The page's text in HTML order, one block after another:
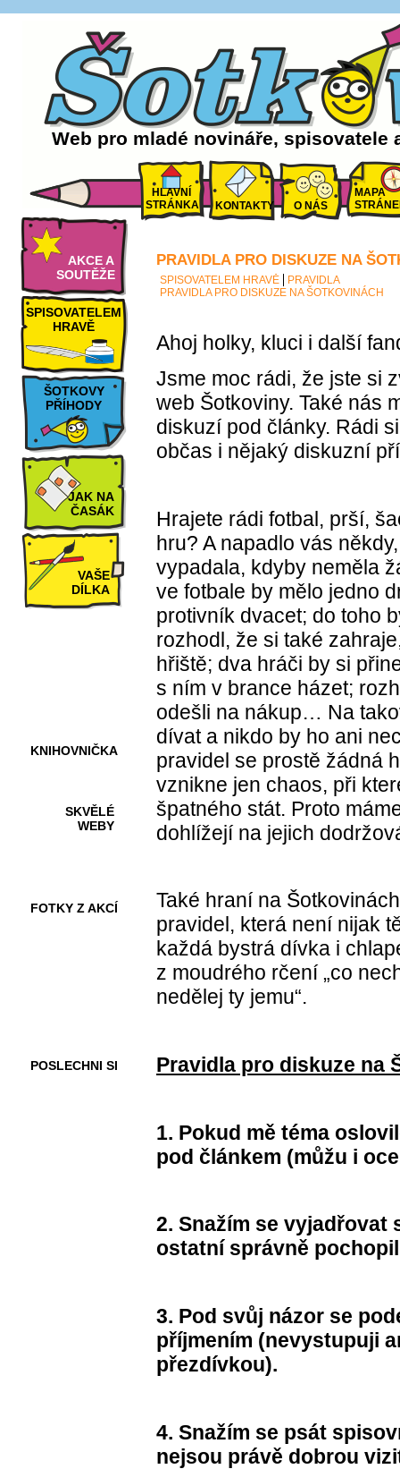
Web pro mladé novináře, spisovatele
HLAVNÍ
STRÁNKA
KONTAKTY O NÁS
MAPA
AKCE A
SOUTĚŽE
SPISOVATELEM
HRAVĚ
ŠOTKOVY
PŘÍHODY
JAK NA
ČASÁK
VAŠE
DÍLKA
KNIHOVNIČKA
SKVĚLÉ
WEBY
FOTKY Z AKCÍ
POSLECHNI SI
PRAVIDLA PRO DISKUZE NA
SPISOVATELEM HRAVĚ
PRAVIDLA
PRAVIDLA PRO DISKUZE NA ŠOTKOVINÁCH
Ahoj holky, kluci i další
Jsme moc rádi, že jste si
web Šotkoviny. Také nás
diskuzí pod články. Rádi
občas i nějaký diskuzní
Hrajete rádi fotbal, prší,
hru? A napadlo vás
vypadala, kdyby neměla
ve fotbale by mělo jedno
protivník dvacet; do toho
rozhodl, že si také
hřiště; dva hráči by si
s ním v brance házet;
odešli na nákup… Na
dívat a nikdo by ho ani
pravidel se prostě žádná
vznikne jen chaos, při
špatného stát. Proto
dohlížejí na jejich
Také hraní na
pravidel, která není nijak
každá bystrá dívka i
z moudrého rčení „co
nedělej ty jemu“.
Pravidla pro diskuze na
1. Pokud mě téma
pod článkem (můžu i
2. Snažím se vyjadřovat
ostatní správně
3. Pod svůj názor se
příjmením (nevystupuji
přezdívkou).
4. Snažím se psát
nejsou právě dobrou